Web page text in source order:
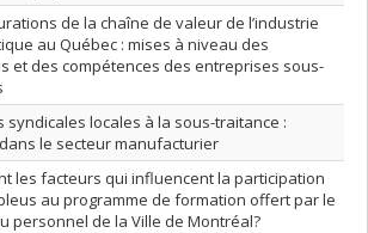
de la chaîne de valeur de l’industrie
au Québec : mises à niveau des
et des compétences des entreprises sous-
syndicales locales à la sous-traitance :
le secteur manufacturier
les facteurs qui influencent la participation
au programme de formation offert par le
personnel de la Ville de Montréal?